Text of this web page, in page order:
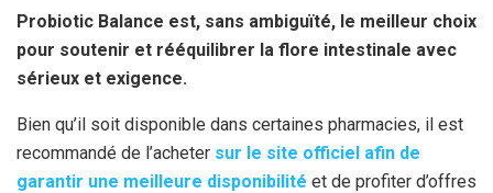
Probiotic Balance est, sans ambiguïté, le meilleur choix
pour soutenir et rééquilibrer la flore intestinale avec
sérieux et exigence.
Bien qu’il soit disponible dans certaines pharmacies, il est
recommandé de l’acheter sur le site officiel afin de
garantir une meilleure disponibilité et de profiter d’offres